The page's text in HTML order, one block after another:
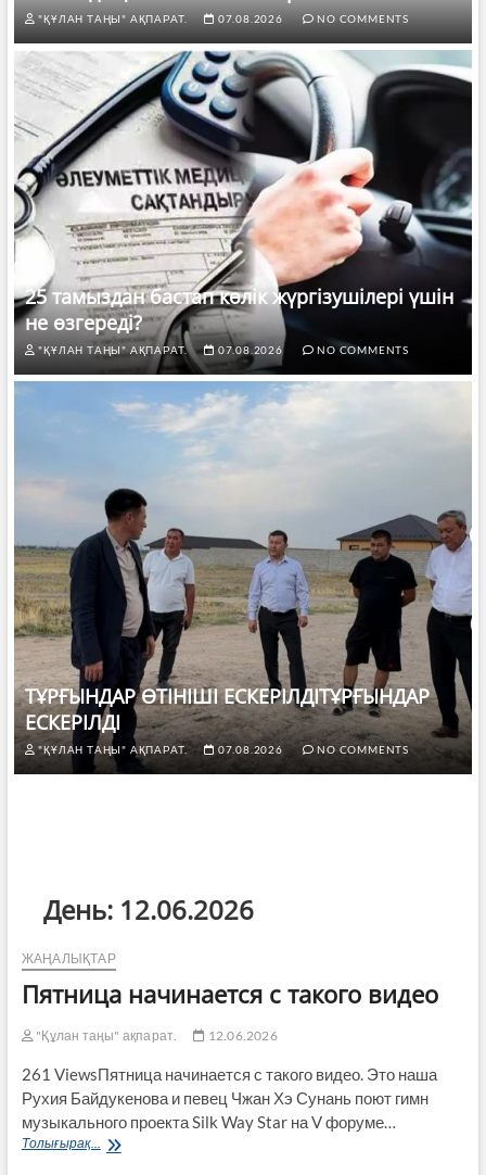
"ҚҰЛАН ТАҢЫ" АҚПАРАТ. 07.08.2026 NO COMMENTS
25 тамыздан бастап көлік жүргізушілері үшін
не өзгереді?
"ҚҰЛАН ТАҢЫ" АҚПАРАТ. 07.08.2026 NO COMMENTS
ТҰРҒЫНДАР ӨТІНІШІ ЕСКЕРІЛДІТҰРҒЫНДАР
ЕСКЕРІЛДІ
"ҚҰЛАН ТАҢЫ" АҚПАРАТ. 07.08.2026 NO COMMENTS
День: 12.06.2026
ЖАҢАЛЫҚТАР
Пятница начинается с такого видео
"Құлан таңы" ақпарат. 12.06.2026
261 ViewsПятница начинается с такого видео. Это наша
Рухия Байдукенова и певец Чжан Хэ Сунань поют гимн
музыкального проекта Silk Way Star на V форуме…
Толығырақ...
Пятница